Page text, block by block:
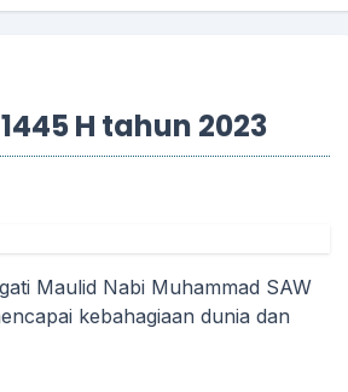
H tahun 2023
Maulid Nabi Muhammad SAW
kebahagiaan dunia dan